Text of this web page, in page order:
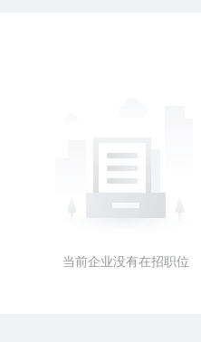
当前企业没有在招职位